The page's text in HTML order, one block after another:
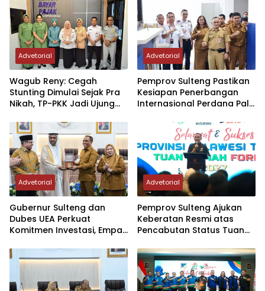
Advetorial
Wagub Reny: Cegah
Stunting Dimulai Sejak Pra
Nikah, TP-PKK Jadi Ujung
Advetorial
Pemprov Sulteng Pastikan
Kesiapan Penerbangan
Internasional Perdana Palu
Advetorial
Gubernur Sulteng dan
Dubes UEA Perkuat
Komitmen Investasi, Empat
Advetorial
Pemprov Sulteng Ajukan
Keberatan Resmi atas
Pencabutan Status Tuan
2027